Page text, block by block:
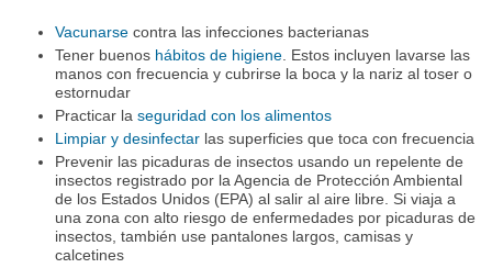
Vacunarsecontra las infecciones bacterianas
Tener buenos hábitos de higiene. Estos incluyen lavarse las
manos con frecuencia y cubrirse la boca y la nariz al toser o
estornudar
Practicar la seguridad con los alimentos
Limpiar y desinfectarlas superficies que toca con frecuencia
Prevenir las picaduras de insectos usando un repelente de
insectos registrado por la Agencia de Protección Ambiental
de los Estados Unidos (EPA) al salir al aire libre. Si viaja a
una zona con alto riesgo de enfermedades por picaduras de
insectos, también use pantalones largos, camisas y
calcetines